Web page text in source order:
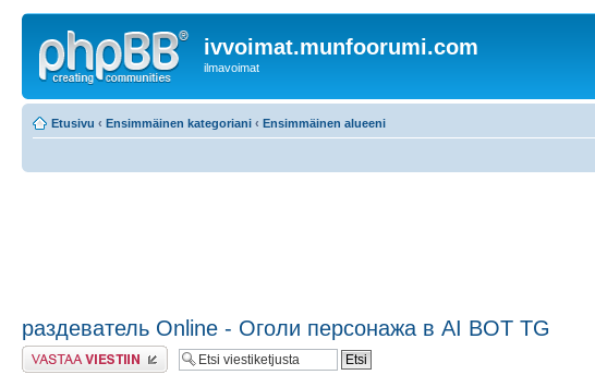
ivvoimat.munfoorumi.com
ilmavoimat
Etusivu ‹ Ensimmäinen kategoriani ‹ Ensimmäinen alueeni
раздеватель Online - Оголи персонажа в AI BOT TG
Lähetä vastaus